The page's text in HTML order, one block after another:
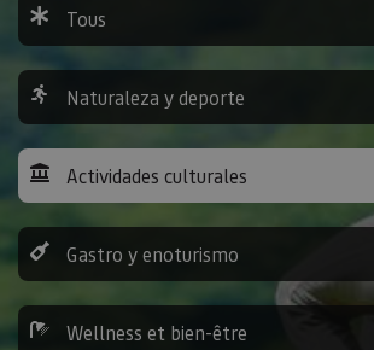
Tous
Naturaleza y deporte
Actividades culturales
Gastro y enoturismo
Wellness et bien-être